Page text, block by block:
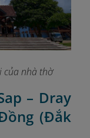
của nhà thờ
– Dray
(Đắk